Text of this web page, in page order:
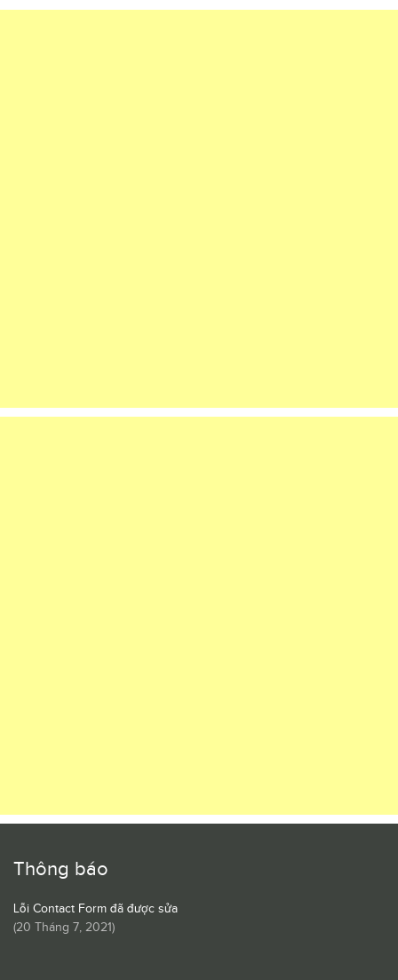
Thông báo
Lỗi Contact Form đã được sửa
(20 Tháng 7, 2021)